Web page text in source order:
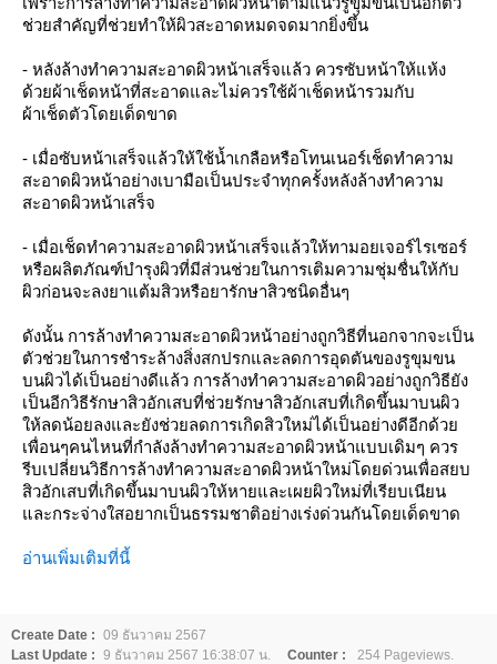
ช่วยสำคัญที่ช่วยทำให้ผิวสะอาดหมดจดมากยิ่งขึ้น
- หลังล้างทำความสะอาดผิวหน้าเสร็จแล้ว ควรซับหน้าให้แห้ง
ด้วยผ้าเช็ดหน้าที่สะอาดและไม่ควรใช้ผ้าเช็ดหน้ารวมกับ
ผ้าเช็ดตัวโดยเด็ดขาด
- เมื่อซับหน้าเสร็จแล้วให้ใช้น้ำเกลือหรือโทนเนอร์เช็ดทำความ
สะอาดผิวหน้าอย่างเบามือเป็นประจำทุกครั้งหลังล้างทำความ
สะอาดผิวหน้าเสร็จ
- เมื่อเช็ดทำความสะอาดผิวหน้าเสร็จแล้วให้ทามอยเจอร์ไรเซอร์
หรือผลิตภัณฑ์บำรุงผิวที่มีส่วนช่วยในการเติมความชุ่มชื่นให้กับ
ผิวก่อนจะลงยาแต้มสิวหรือยารักษาสิวชนิดอื่นๆ
ดังนั้น การล้างทำความสะอาดผิวหน้าอย่างถูกวิธีที่นอกจากจะเป็น
ตัวช่วยในการชำระล้างสิ่งสกปรกและลดการอุดตันของรูขุมขน
บนผิวได้เป็นอย่างดีแล้ว การล้างทำความสะอาดผิวอย่างถูกวิธียัง
เป็นอีกวิธีรักษาสิวอักเสบที่ช่วยรักษาสิวอักเสบที่เกิดขึ้นมาบนผิว
ให้ลดน้อยลงและยังช่วยลดการเกิดสิวใหม่ได้เป็นอย่างดีอีกด้วย
เพื่อนๆคนไหนที่กำลังล้างทำความสะอาดผิวหน้าแบบเดิมๆ ควร
รีบเปลี่ยนวิธีการล้างทำความสะอาดผิวหน้าใหม่โดยด่วนเพื่อสยบ
สิวอักเสบที่เกิดขึ้นมาบนผิวให้หายและเผยผิวใหม่ที่เรียบเนียน
และกระจ่างใสอยากเป็นธรรมชาติอย่างเร่งด่วนกันโดยเด็ดขาด
อ่านเพิ่มเติมที่นี้
Create Date : 09 ธันวาคม 2567
Last Update : 9 ธันวาคม 2567 16:38:07 น. Counter :
254 Pageviews.